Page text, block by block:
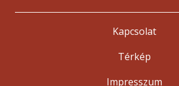
Kapcsolat
Térkép
Impresszum